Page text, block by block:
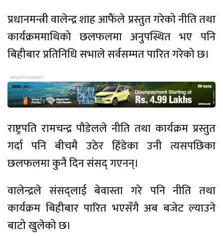
प्रधानमन्त्री वालेन्द्र शाह आफैंले प्रस्तुत गरेको नीति तथा
कार्यक्रममाथिको छलफलमा अनुपस्थित भए पनि
बिहीबार प्रतिनिधि सभाले सर्वसम्मत पारित गरेको छ।
राष्ट्रपति रामचन्द्र पौडेलले नीति तथा कार्यक्रम प्रस्तुत
गर्दा पनि बीचमै उठेर हिँडेका उनी त्यसपछिका
छलफलमा कुनै दिन संसद् गएनन्।
वालेन्द्रले संसद्लाई बेवास्ता गरे पनि नीति तथा
कार्यक्रम बिहीबार पारित भएसँगै अब बजेट ल्याउने
बाटो खुलेको छ।